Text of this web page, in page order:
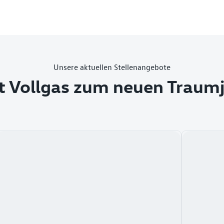
Unsere aktuellen Stellenangebote
Vollgas zum neuen